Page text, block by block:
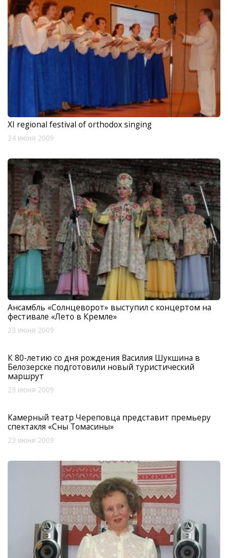
XI regional festival of orthodox singing
24 июня 2009
Ансамбль «Солнцеворот» выступил с концертом на
фестивале «Лето в Кремле»
23 июня 2009
К 80-летию со дня рождения Василия Шукшина в
Белозерске подготовили новый туристический
маршрут
23 июня 2009
Камерный театр Череповца представит премьеру
спектакля «Сны Томасины»
23 июня 2009